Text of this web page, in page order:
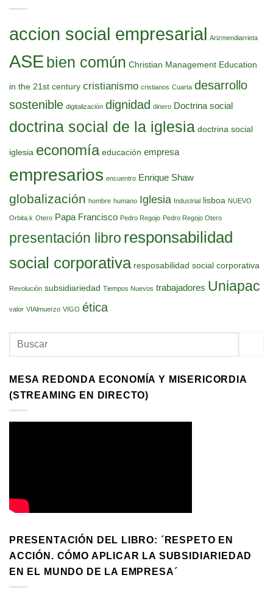
accion social empresarial Arizmendiarrieta
ASE bien común Christian Management Education
in the 21st century cristianismo cristianos Cuarta desarrollo
sostenible digitalización dignidad dinero Doctrina social
doctrina social de la iglesia doctrina social
iglesia economía educación empresa
empresarios encuentro Enrique Shaw
globalización hombre humano Iglesia Industrial lisboa NUEVO
Orbita.k Otero Papa Francisco Pedro Regojo Pedro Regojo Otero
presentación libro responsabilidad
social corporativa resposabilidad social corporativa
Revolución subsidiariedad Tiempos Nuevos trabajadores Uniapac
valor VIAlmuerzo VIGO ética
MESA REDONDA ECONOMÍA Y MISERICORDIA
(STREAMING EN DIRECTO)
PRESENTACIÓN DEL LIBRO: ´RESPETO EN
ACCIÓN. CÓMO APLICAR LA SUBSIDIARIEDAD
EN EL MUNDO DE LA EMPRESA´